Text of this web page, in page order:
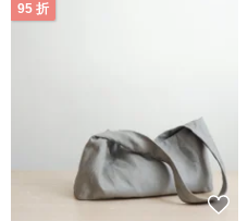
95 折